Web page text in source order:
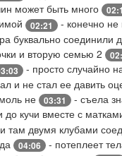
может быть много
02:21 - конечно
буквально соединили
и вторую семью 2
- просто случайно
и не стал ее давить
не 03:31 - съела
до кучи вместе с
там двумя клубами
04:06 - потеплеет